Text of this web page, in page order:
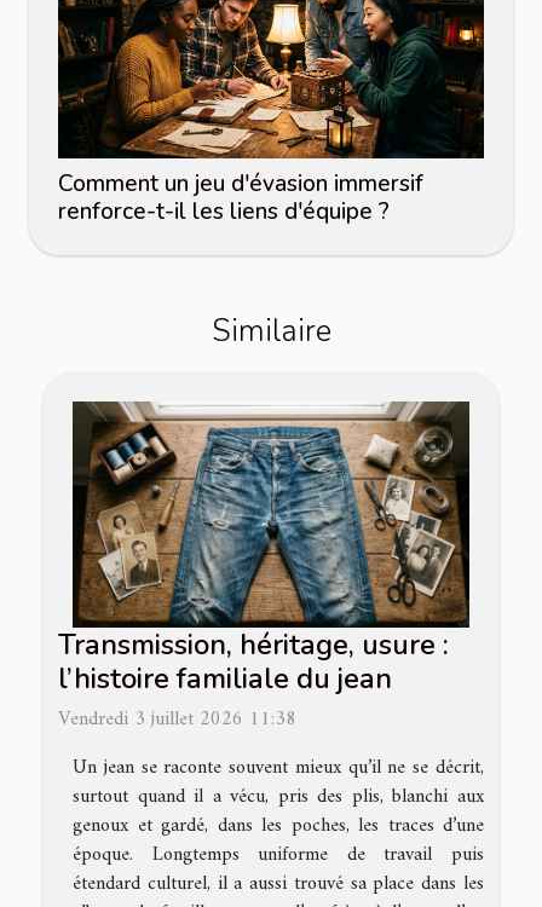
Comment un jeu d'évasion immersif
renforce-t-il les liens d'équipe ?
Similaire
Transmission, héritage, usure :
l’histoire familiale du jean
Vendredi 3 juillet 2026 11:38
Un jean se raconte souvent mieux qu’il ne se décrit,
surtout quand il a vécu, pris des plis, blanchi aux
genoux et gardé, dans les poches, les traces d’une
époque. Longtemps uniforme de travail puis
étendard culturel, il a aussi trouvé sa place dans les